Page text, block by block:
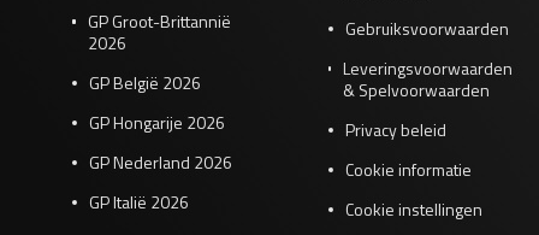
GP Groot-Brittannië
2026
GP België 2026
GP Hongarije 2026
GP Nederland 2026
GP Italië 2026
Gebruiksvoorwaarden
Leveringsvoorwaarden
& Spelvoorwaarden
Privacy beleid
Cookie informatie
Cookie instellingen